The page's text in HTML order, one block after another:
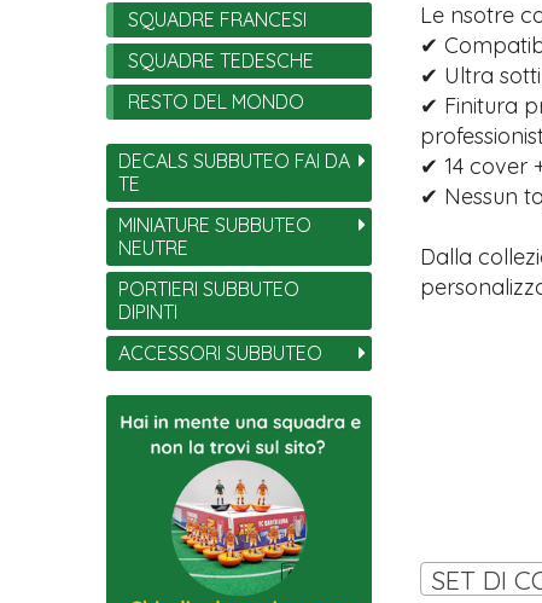
Le nsotre
✔
✔ Ultra
✔ Finitura
✔ 14 cover
✔ Nessun
Dalla
SET DI
SQUADRE FRANCESI
SQUADRE TEDESCHE
RESTO DEL MONDO
DECALS SUBBUTEO FAI DA
TE
MINIATURE SUBBUTEO
NEUTRE
PORTIERI SUBBUTEO
DIPINTI
ACCESSORI SUBBUTEO